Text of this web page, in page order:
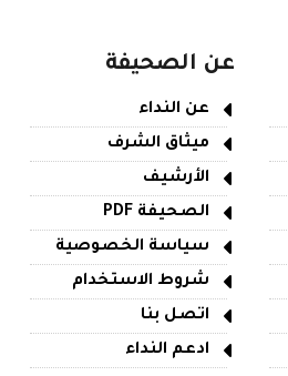
عن الصحيفة
عن النداء
ميثاق الشرف
الأرشيف
الصحيفة PDF
سياسة الخصوصية
شروط الاستخدام
اتصل بنا
ادعم النداء